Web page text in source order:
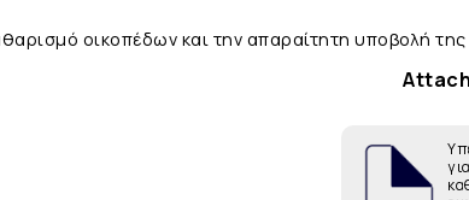
οικοπέδων και την απαραίτητη υποβολή